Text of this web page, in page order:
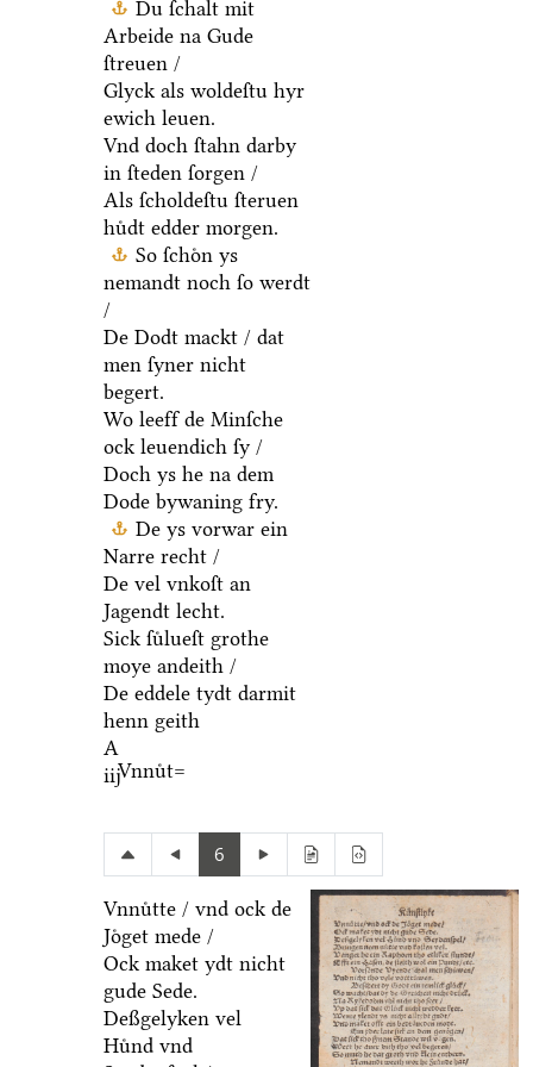
Du ſchalt mit
Arbeide na Gude
ſtreuen /
Glyck als woldeſtu hyr
ewich leuen.
Vnd doch ſtahn darby
in ſteden ſorgen /
Als ſcholdeſtu ſteruen
huͤdt edder morgen.
So ſchoͤn ys
nemandt noch ſo werdt
/
De Dodt mackt / dat
men ſyner nicht
begert.
Wo leeff de Minſche
ock leuendich ſy /
Doch ys he na dem
Dode bywaning fry.
De ys vorwar ein
Narre recht /
De vel vnkoſt an
Jagendt lecht.
Sick ſuͤlueſt grothe
moye andeith /
De eddele tydt darmit
henn geith
A
iijVnnuͤt=
6
Vnnuͤtte / vnd ock de
Joͤget mede /
Ock maket ydt nicht
gude Sede.
Deßgelyken vel
Huͤnd vnd